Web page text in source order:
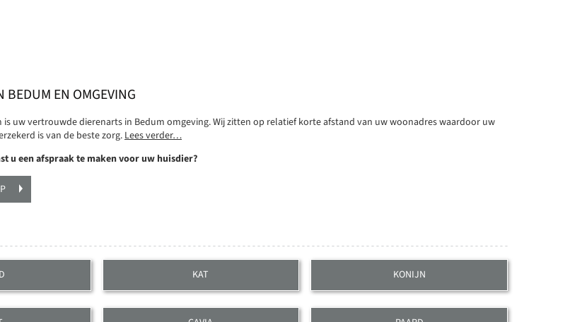
BEDUM EN OMGEVING
uw vertrouwde dierenarts in Bedum omgeving. Wij zitten op relatief korte afstand van uw woonadres waardoor uw
is van de beste zorg. Lees verder…
u een afspraak te maken voor uw huisdier?
KAT KONIJN